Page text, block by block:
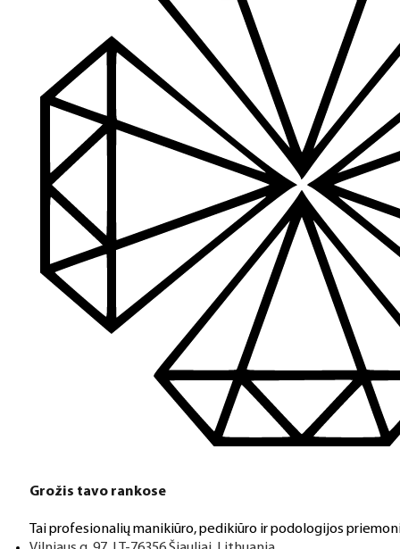
Grožis tavo rankose
Tai profesionalių manikiūro, pedikiūro ir podologijos